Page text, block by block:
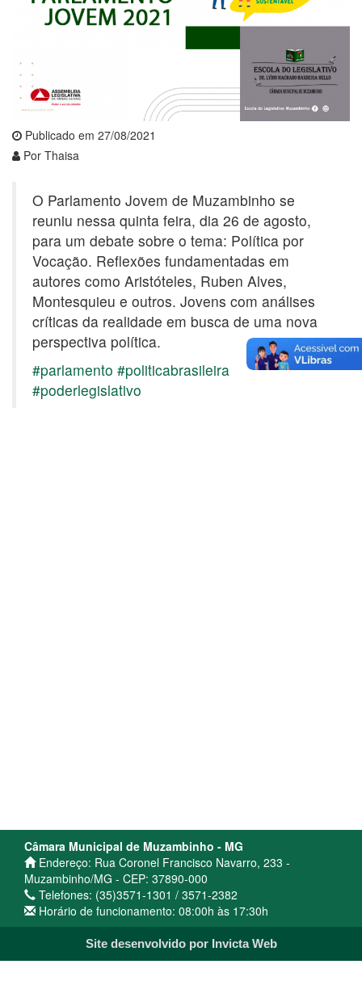
Publicado em 27/08/2021
Por Thaisa
O Parlamento Jovem de Muzambinho se
reuniu nessa quinta feira, dia 26 de agosto,
para um debate sobre o tema: Política por
Vocação. Reflexões fundamentadas em
autores como Aristóteles, Ruben Alves,
Montesquieu e outros. Jovens com análises
críticas da realidade em busca de uma nova
perspectiva política.
#parlamento #politicabrasileira
#poderlegislativo
Câmara Municipal de Muzambinho - MG
Endereço: Rua Coronel Francisco Navarro, 233 -
Muzambinho/MG - CEP: 37890-000
Telefones: (35)3571-1301 / 3571-2382
Horário de funcionamento: 08:00h às 17:30h
Site desenvolvido por Invicta Web